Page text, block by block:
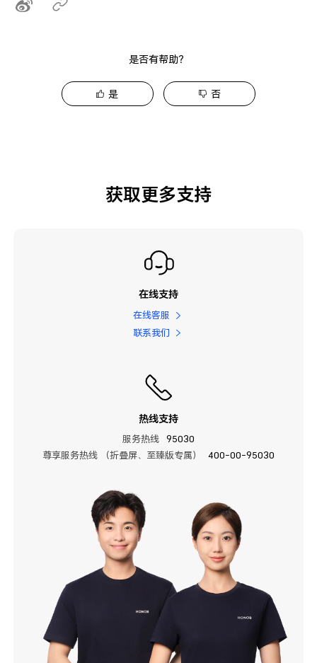
是否有帮助？
是 否
获取更多支持
在线支持
在线客服
联系我们
热线支持
服务热线
95030
尊享服务热线 （折叠屏、至臻版专属）
400-00-95030